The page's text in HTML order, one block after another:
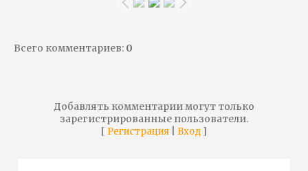
Всего комментариев: 0
Добавлять комментарии могут только
зарегистрированные пользователи.
[ Регистрация Вход ]